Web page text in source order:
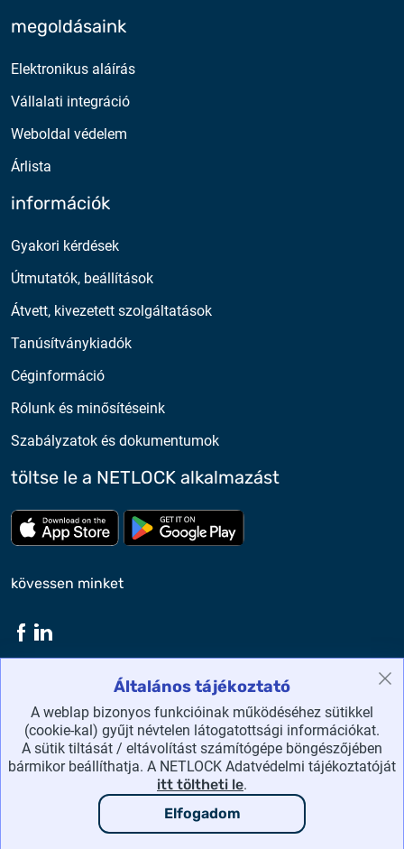
Általános tájékoztató
A weblap bizonyos funkcióinak működéséhez sütikkel
(cookie-kal) gyűjt névtelen látogatottsági információkat.
A sütik tiltását / eltávolítást számítógépe böngészőjében
bármikor beállíthatja. A NETLOCK Adatvédelmi tájékoztatóját
itt töltheti le.
Elfogadom
megoldásaink
Elektronikus aláírás
Vállalati integráció
Weboldal védelem
Árlista
információk
Gyakori kérdések
Útmutatók, beállítások
Átvett, kivezetett szolgáltatások
Tanúsítványkiadók
Céginformáció
Rólunk és minősítéseink
Szabályzatok és dokumentumok
töltse le a NETLOCK alkalmazást
Töltse le az App Store-bólTöltse le a google play-
kövessen minket
NETLOCK Kft. ©2026 Minden jog fenntartva.
honlaptérkép